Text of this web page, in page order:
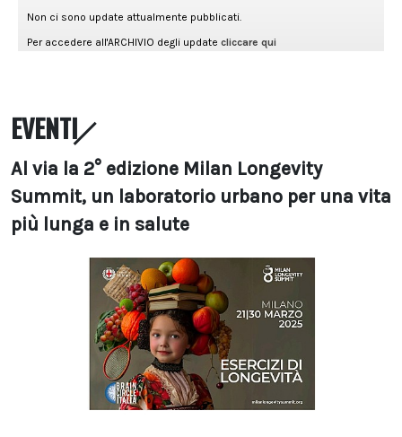
EVENTI
Al via la 2° edizione Milan Longevity
Summit, un laboratorio urbano per una vita
più lunga e in salute